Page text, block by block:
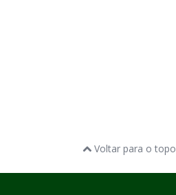
Voltar para o topo